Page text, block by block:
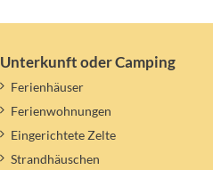
Unterkunft oder Camping
Ferienhäuser
Ferienwohnungen
Eingerichtete Zelte
Strandhäuschen